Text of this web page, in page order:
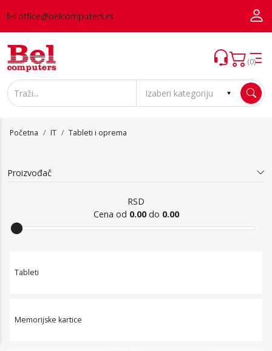
office@belcomputers.rs
(0)
Početna IT Tableti i oprema
Proizvođač
RSD
Cena od 0.00do 0.00
Tableti i oprema
Tableti
Memorijske kartice